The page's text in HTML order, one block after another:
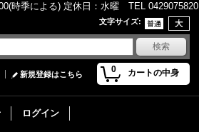
時季による) 定休日：水曜 TEL 0429075820
文字サイズ:
0 カートの中身
新規登録はこちら
ログイン